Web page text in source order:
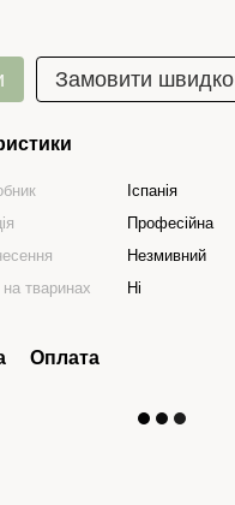
Замовити швидко
Іспанія
Професійна
Незмивний
тваринах
Ні
Оплата